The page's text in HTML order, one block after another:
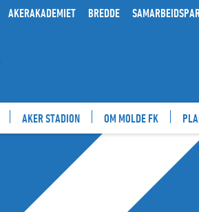
AKERAKADEMIET BREDDE
AKER STADION OM MOLDE FK